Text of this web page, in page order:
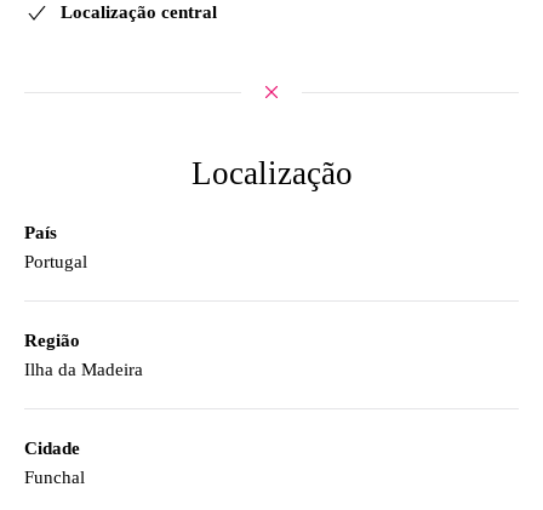
Localização central
Localização
País
Portugal
Região
Ilha da Madeira
Cidade
Funchal